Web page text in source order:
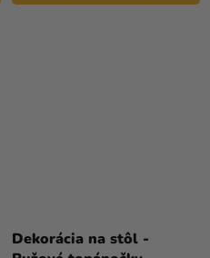
Dekorácia na stôl -